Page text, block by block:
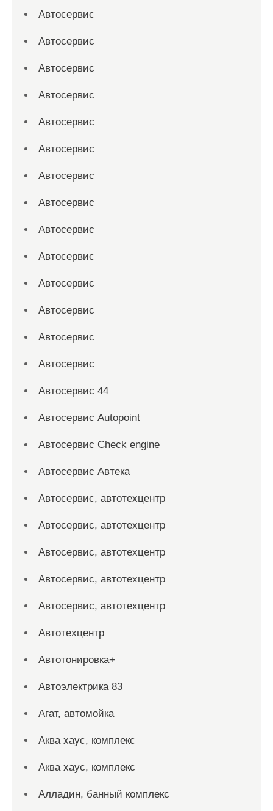
Автосервис
Автосервис
Автосервис
Автосервис
Автосервис
Автосервис
Автосервис
Автосервис
Автосервис
Автосервис
Автосервис
Автосервис
Автосервис
Автосервис
Автосервис 44
Автосервис Autopoint
Автосервис Check engine
Автосервис Автека
Автосервис, автотехцентр
Автосервис, автотехцентр
Автосервис, автотехцентр
Автосервис, автотехцентр
Автосервис, автотехцентр
Автотехцентр
Автотонировка+
Автоэлектрика 83
Агат, автомойка
Аква хаус, комплекс
Аква хаус, комплекс
Алладин, банный комплекс